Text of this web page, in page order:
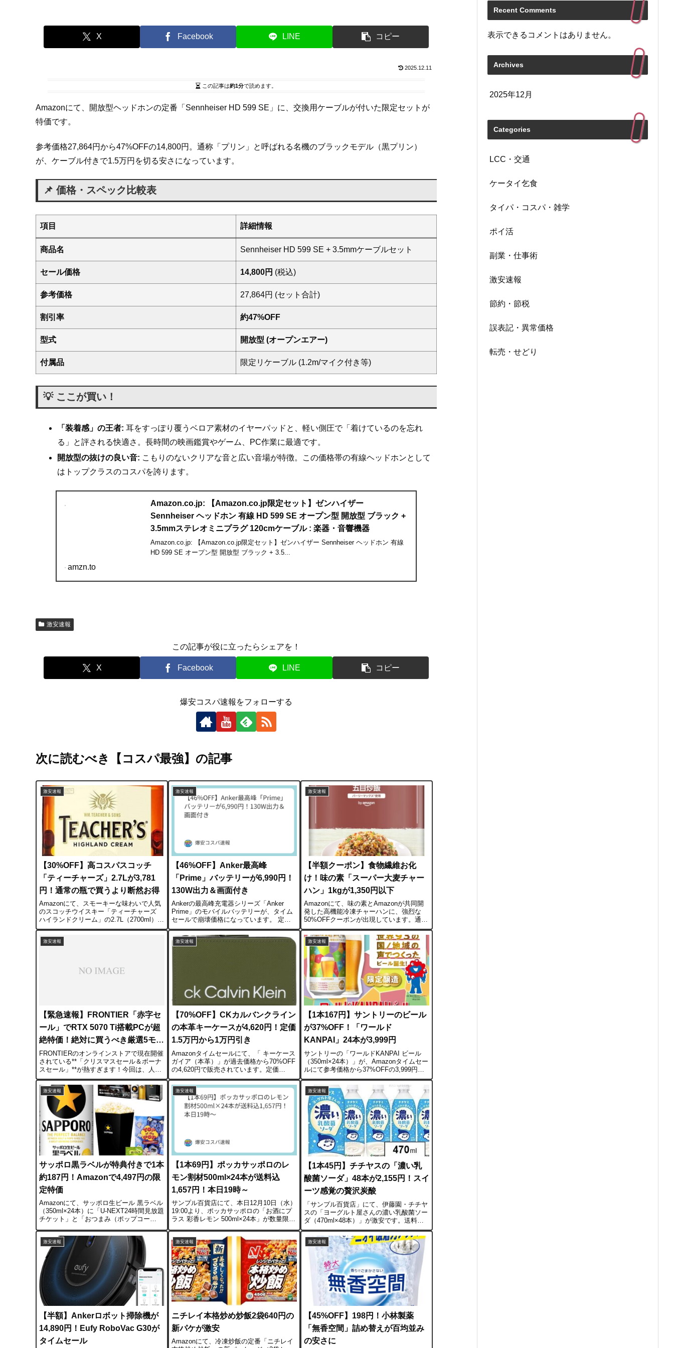
X Facebook LINE コピー
2025.12.11
この記事は約1分で読めます。
Amazonにて、開放型ヘッドホンの定番「Sennheiser HD 599 SE」に、交換用ケーブルが付いた限定セットが
特価です。
参考価格27,864円から47%OFFの14,800円。通称「プリン」と呼ばれる名機のブラックモデル（黒プリン）
が、ケーブル付きで1.5万円を切る安さになっています。
📌 価格・スペック比較表
項目 詳細情報
商品名 Sennheiser HD 599 SE + 3.5mmケーブルセット
セール価格 14,800円 (税込)
参考価格 27,864円 (セット合計)
割引率 約47%OFF
型式 開放型 (オープンエアー)
付属品 限定リケーブル (1.2m/マイク付き等)
💡 ここが買い！
「装着感」の王者: 耳をすっぽり覆うベロア素材のイヤーパッドと、軽い側圧で「着けているのを忘れ
る」と評される快適さ。長時間の映画鑑賞やゲーム、PC作業に最適です。
開放型の抜けの良い音: こもりのないクリアな音と広い音場が特徴。この価格帯の有線ヘッドホンとして
はトップクラスのコスパを誇ります。
Amazon.co.jp: 【Amazon.co.jp限定セット】ゼンハイザー
Sennheiser ヘッドホン 有線 HD 599 SE オープン型 開放型 ブラック +
3.5mmステレオミニプラグ 120cmケーブル : 楽器・音響機器
Amazon.co.jp: 【Amazon.co.jp限定セット】ゼンハイザー Sennheiser ヘッドホン 有線
HD 599 SE オープン型 開放型 ブラック + 3.5...
amzn.to
激安速報
この記事が役に立ったらシェアを！
X Facebook LINE コピー
爆安コスパ速報をフォローする
次に読むべき【コスパ最強】の記事
激安速報
【30%OFF】高コスパスコッチ
「ティーチャーズ」2.7Lが3,781
円！通常の瓶で買うより断然お得
Amazonにて、スモーキーな味わいで人気
のスコッチウイスキー「ティーチャーズ
ハイランドクリーム」の2.7L（2700ml）ペ
ットボトルが特価になっています。参考価
格5,385円から30%OFFの3,781円。通常サ
イズ（700ml）に換...
激安速報
【46%OFF】Anker最高峰
「Prime」バッテリーが6,990円！
130W出力＆画面付き
Ankerの最高峰充電器シリーズ「Anker
Prime」のモバイルバッテリーが、タイム
セールで崩壊価格になっています。 定価
12,990円の高級モデルが、46%OFFの
6,990円です。■スペックの特徴：超高出力
＆コンパクト対象モデルは「...
激安速報
【半額クーポン】食物繊維お化
け！味の素「スーパー大麦チャー
ハン」1kgが1,350円以下
Amazonにて、味の素とAmazonが共同開
発した高機能冷凍チャーハンに、強烈な
50%OFFクーポンが出現しています。通常
価格2,701円という高級品ですが、クーポ
ン適用で1,350円に。さらに定期おトク便
（最大10〜15%OFF）を併用...
激安速報
【緊急速報】FRONTIER「赤字セ
ール」でRTX 5070 Ti搭載PCが超
絶特価！絶対に買うべき厳選5モデ
ル公開
FRONTIERのオンラインストアで現在開催
されている**「クリスマスセール＆ボーナ
スセール」**が熱すぎます！今回は、人気
CPU（Ryzen 7 9800X3DやCore Ultra 7な
ど）と最新ハイエンドGPU（RTX 5070
Ti...
激安速報
【70%OFF】CKカルバンクライン
の本革キーケースが4,620円！定価
1.5万円から1万円引き
Amazonタイムセールにて、「 キーケース
ガイア（本革）」が過去価格から70%OFF
の4,620円で販売されています。定価
15,400円のブランド革小物が1万円以上も
値引きされており、プレゼントや自分用と
して非常にお買い得な価格設定です...
激安速報
【1本167円】サントリーのビール
が37%OFF！「ワールド
KANPAI」24本が3,999円
サントリーの「ワールドKANPAI ビール
（350ml×24本）」が、Amazonタイムセー
ルにて参考価格から37%OFFの3,999円で
販売されています。通常、1ケース6,000円
以上するビールが、1本あたり約167円とい
う発泡酒や第3の...
激安速報
サッポロ黒ラベルが特典付きで1本
約187円！Amazonで4,497円の限
定特価
Amazonにて、サッポロ生ビール 黒ラベル
（350ml×24本）に「U-NEXT24時間見放題
チケット」と「おつまみ（ポップコー
4,497円で販売されています。通常版より
も付属品が多いにも関わらず、市場価...
激安速報
【1本69円】ポッカサッポロのレ
モン割材500ml×24本が送料込
1,657円！本日19時～
サンプル百貨店にて、本日12月10日（水）
19:00より、ポッカサッポロの「お酒にプ
ラス 彩香レモン 500ml×24本」が数量限定
適用で1本あたり約69円。水やお茶のペッ
トボトルよりも安い価格で、メー...
激安速報
【1本45円】チチヤスの「濃い乳
酸菌ソーダ」48本が2,155円！スイ
ーツ感覚の贅沢炭酸
「サンプル百貨店」にて、伊藤園・チチヤ
スの「ヨーグルト屋さんの濃い乳酸菌ソー
ダ（470ml×48本）」が激安です。送料込
みで2,155円。1本あたり約44.9円。通常の
カルピスソーダなどとは一味違う、デザー
トのように濃厚でクリーミーな味わい...
激安速報
【半額】Ankerロボット掃除機が
14,890円！Eufy RoboVac G30が
タイムセール
激安速報
ニチレイ本格炒め炒飯2袋640円の
新パケが激安
Amazonにて、冷凍炒飯の定番「ニチレイ
激安速報
【45%OFF】198円！小林製薬
「無香空間」詰め替えが百均並み
の安さに
Recent Comments
表示できるコメントはありません。
Archives
2025年12月
Categories
LCC・交通
ケータイ乞食
タイパ・コスパ・雑学
ポイ活
副業・仕事術
激安速報
節約・節税
誤表記・異常価格
転売・せどり